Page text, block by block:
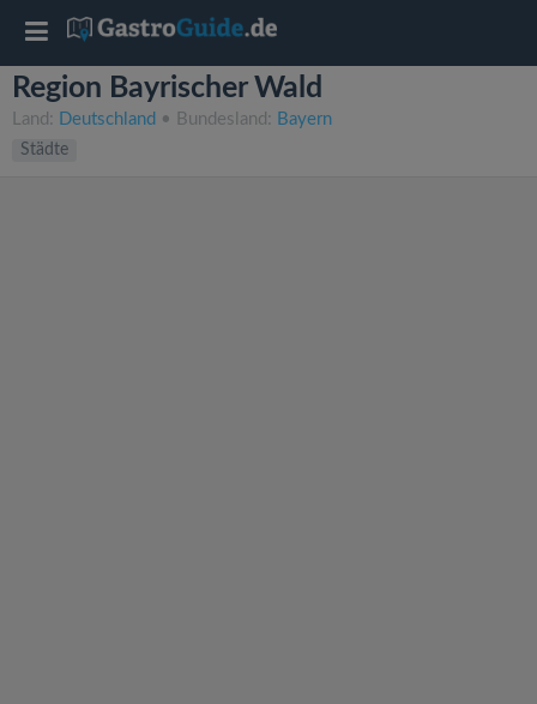
Region Bayrischer Wald
Land: Deutschland • Bundesland: Bayern
Städte
T
o
g